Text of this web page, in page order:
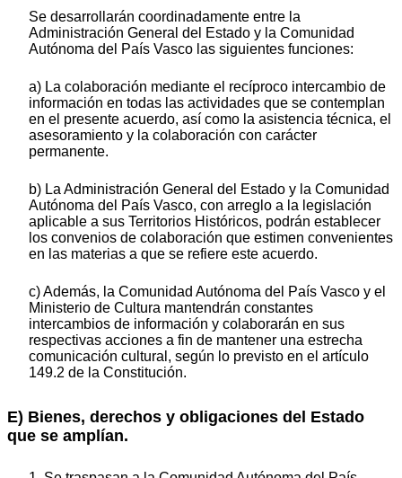
Se desarrollarán coordinadamente entre la
Administración General del Estado y la Comunidad
Autónoma del País Vasco las siguientes funciones:
a) La colaboración mediante el recíproco intercambio de
información en todas las actividades que se contemplan
en el presente acuerdo, así como la asistencia técnica, el
asesoramiento y la colaboración con carácter
permanente.
b) La Administración General del Estado y la Comunidad
Autónoma del País Vasco, con arreglo a la legislación
aplicable a sus Territorios Históricos, podrán establecer
los convenios de colaboración que estimen convenientes
en las materias a que se refiere este acuerdo.
c) Además, la Comunidad Autónoma del País Vasco y el
Ministerio de Cultura mantendrán constantes
intercambios de información y colaborarán en sus
respectivas acciones a fin de mantener una estrecha
comunicación cultural, según lo previsto en el artículo
149.2 de la Constitución.
E) Bienes, derechos y obligaciones del Estado
que se amplían.